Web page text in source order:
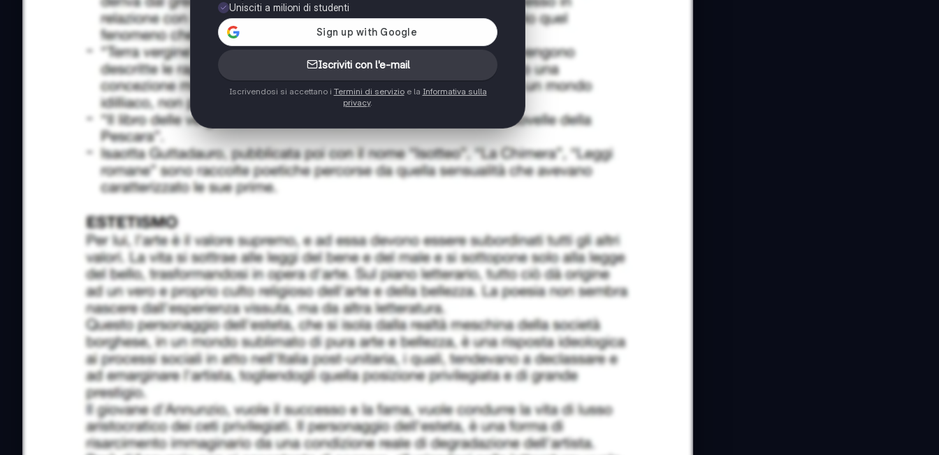
Unisciti a milioni di studenti
Iscriviti con l'e-mail
Iscrivendosi si accettano i Termini di servizioe la Informativa sulla
privacy.